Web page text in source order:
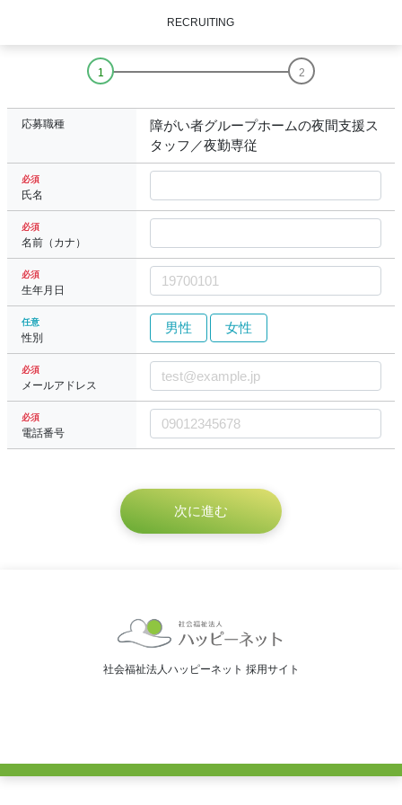
RECRUITING
応募職種
障がい者グループホームの夜間支援ス
タッフ／夜勤専従
必須
氏名
必須
名前（カナ）
必須
生年月日
任意
性別
男性 女性
必須
メールアドレス
必須
電話番号
社会福祉法人ハッピーネット 採用サイト